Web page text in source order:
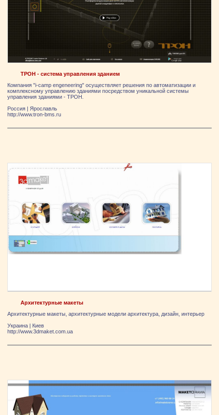
ТРОН - система управления зданием
Компания "i-camp engeneering" осуществляет решения по автоматизации и
комплексному управлению зданиями посредством уникальной системы
управления зданиями - ТРОН.
Россия | Ярослaвль
http://www.tron-bms.ru
Архитектурные макеты
Архитектурные макеты, архитектурные модели архитектура, дизайн, интерьер
Украина
Киев
http://www.3dmaket.com.ua